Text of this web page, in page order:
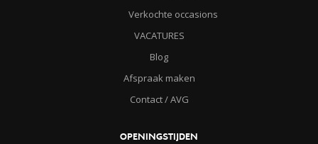
Verkochte occasions
VACATURES
Blog
Afspraak maken
Contact / AVG
OPENINGSTIJDEN